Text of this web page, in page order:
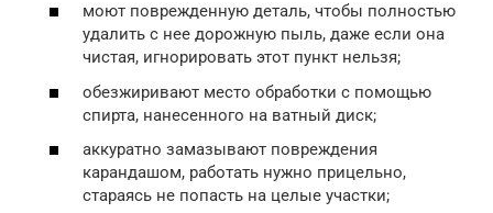
моют поврежденную деталь, чтобы полностью
удалить с нее дорожную пыль, даже если она
чистая, игнорировать этот пункт нельзя;
обезжиривают место обработки с помощью
спирта, нанесенного на ватный диск;
аккуратно замазывают повреждения
карандашом, работать нужно прицельно,
стараясь не попасть на целые участки;